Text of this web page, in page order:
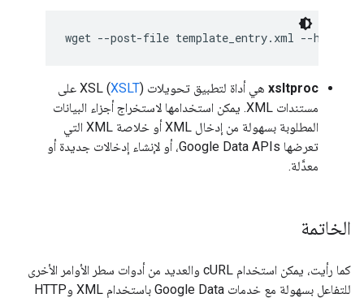
xsltproc هي أداة لتطبيق تحويلات XSL ( XSLT
) على
مستندات XML. يمكن استخدامها لاستخراج أجزاء البيانات
المطلوبة بسهولة من إدخال XML أو خلاصة XML التي
تعرضها Google Data APIs، أو لإنشاء إدخالات جديدة أو
معدَّلة.
الخاتمة
كما رأيت، يمكن استخدام cURL والعديد من أدوات سطر الأوامر الأخرى
للتفاعل بسهولة مع خدمات Google Data باستخدام XML وHTTP